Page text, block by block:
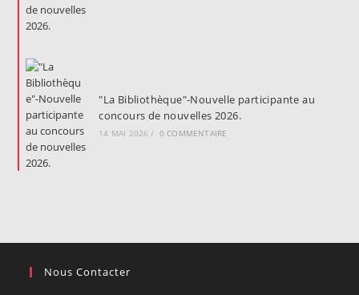
"La Bibliothèque"-Nouvelle participante au
concours de nouvelles 2026.
14 MAI 2026 / 0 COMMENTAIRE
Nous Contacter